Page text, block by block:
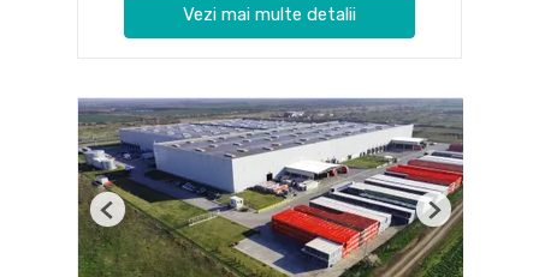
Vezi mai multe detalii
Previous Next